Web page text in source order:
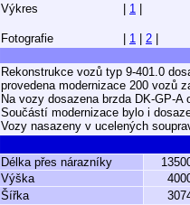
Výkres
1
Fotografie
1 2
Rekonstrukce vozů typ 9-401.0
provedena modernizace 200 vozů
Na vozy dosazena brzda DK-GP-
Součástí modernizace bylo i
Vozy nasazeny v ucelených
Délka přes nárazníky
Výška
Šířka